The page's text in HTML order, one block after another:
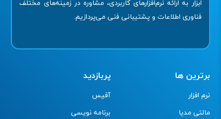
ابزار به ارائه نرم‌افزارهای کاربردی، مشاوره در زمینه‌های مختلف
فناوری اطلاعات و پشتیبانی فنی می‌پردازیم.
برترین ها
نرم افزار
مالتی مدیا
پربازدید
آفیس
برنامه نویسی